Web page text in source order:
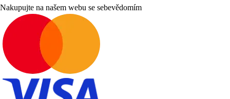
Nakupujte na našem webu se sebevědomím